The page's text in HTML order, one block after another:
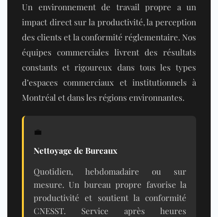
Un environnement de travail propre a un
impact direct sur la productivité, la perception
des clients et la conformité réglementaire. Nos
équipes commerciales livrent des résultats
constants et rigoureux dans tous les types
d’espaces commerciaux et institutionnels à
Montréal et dans les régions environnantes.
💼
Nettoyage de Bureaux
Quotidien, hebdomadaire ou sur
mesure. Un bureau propre favorise la
productivité et soutient la conformité
CNESST. Service après heures